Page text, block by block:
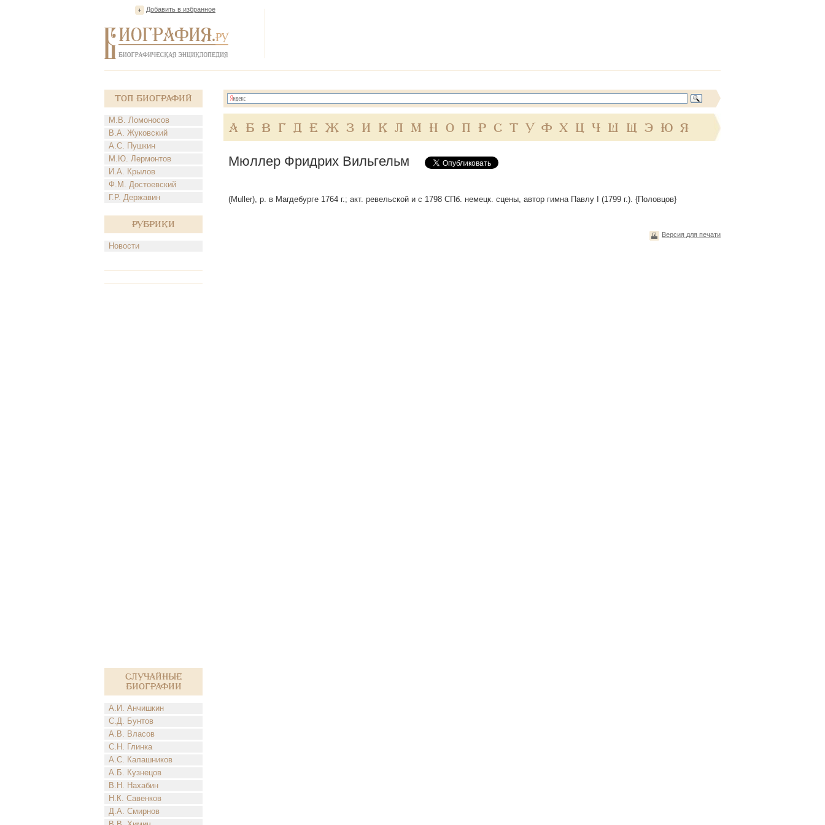
Добавить в избранное
Топ Биографий
М.В. Ломоносов
В.А. Жуковский
А.С. Пушкин
М.Ю. Лермонтов
И.А. Крылов
Ф.М. Достоевский
Г.Р. Державин
Рубрики
Новости
Случайные
биографии
А.И. Анчишкин
С.Д. Бунтов
А.В. Власов
С.Н. Глинка
А.С. Калашников
А.Б. Кузнецов
В.Н. Нахабин
Н.К. Савенков
Д.А. Смирнов
А Б В Г Д Е Ж З И К Л М Н О П Р С Т У Ф Х Ц Ч Ш Щ Э Ю Я
Мюллер Фридрих Вильгельм
(Muller), р. в Магдебурге 1764 г.; акт. ревельской и с 1798 СПб. немецк. сцены, автор гимна Павлу I (1799 г.). {Половцов}
Версия для печати